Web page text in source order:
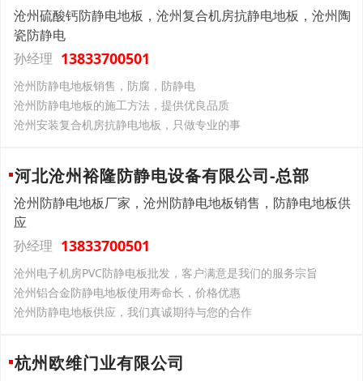
沧州硫酸钙防静电地板，沧州复合机房抗静电地板，沧州陶
瓷防静电
孙经理 13833700501
沧州防静电地板销售，防腐，防静电
沧州防静电地板的施工方法，提供优良品质
沧州安装复合机房抗静电地板，只做专业的事
河北沧州裕隆防静电设备有限公司-总部
沧州防静电地板厂家，沧州防静电地板销售，防静电地板供
应
孙经理 13833700501
沧州电子机房PVC防静电板批发，客户满意是我们的服务宗旨
沧州铝合金防静电地板使用寿命长，价格优惠
沧州防静电地板供应，我们真诚期待与您的合作
杭州欧维门业有限公司